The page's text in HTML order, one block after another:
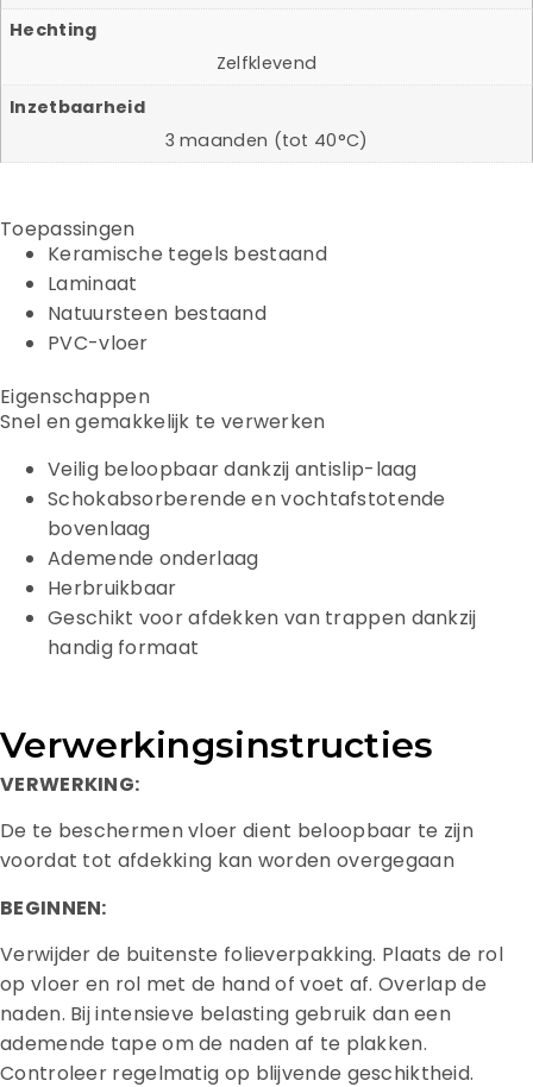
Hechting
Zelfklevend
Inzetbaarheid
3 maanden (tot 40°C)
Toepassingen
Keramische tegels bestaand
Laminaat
Natuursteen bestaand
PVC-vloer
Eigenschappen
Snel en gemakkelijk te verwerken
Veilig beloopbaar dankzij antislip-laag
Schokabsorberende en vochtafstotende
bovenlaag
Ademende onderlaag
Herbruikbaar
Geschikt voor afdekken van trappen dankzij
handig formaat
Verwerkingsinstructies
VERWERKING:
De te beschermen vloer dient beloopbaar te zijn
voordat tot afdekking kan worden overgegaan
BEGINNEN:
Verwijder de buitenste folieverpakking. Plaats de rol
op vloer en rol met de hand of voet af. Overlap de
naden. Bij intensieve belasting gebruik dan een
ademende tape om de naden af te plakken.
Controleer regelmatig op blijvende geschiktheid.